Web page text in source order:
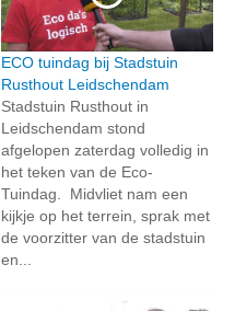
ECO tuindag bij Stadstuin
Rusthout Leidschendam
Stadstuin Rusthout in
Leidschendam stond
afgelopen zaterdag volledig in
het teken van de Eco-
Tuindag. Midvliet nam een
kijkje op het terrein, sprak met
de voorzitter van de stadstuin
en...